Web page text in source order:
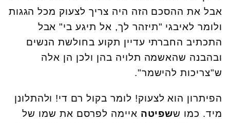
אבל את ההסכם הזה היה צריך לצעוק מכל הגגות
ולומר לאיבגי "תיזהר לך, אל תיגע בי" אבל
התכתיב החברתי עדיין תקוע בחולשת הנשים
ובהבנה שהאשמה תלויה בהן ולכן הן אלה
ש"צריכות להישמר".
הפיתרון הוא לצעוק! לומר בקול רם די! ולהתלונן
מיד. כמו ששפיטה איימה לפרסם את שמו של